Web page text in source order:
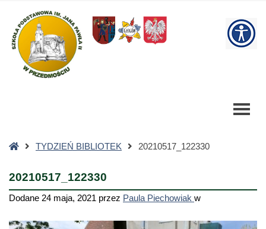
Szkoła
Podstawowa
StronaTYDZIEŃ BIBLIOTEK 20210517_122330
20210517_122330
Dodane 24 maja, 2021 przez Paula Piechowiak w